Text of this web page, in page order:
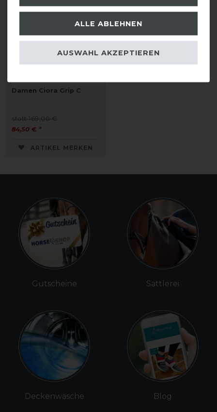
Damen Ciora Grip C
statt 169,00 €
84,50 € *
ARTIKEL MERKEN
Gutscheine
Deckenwäsche
Sattlerei
Blog
ALLE ABLEHNEN
AUSWAHL AKZEPTIEREN